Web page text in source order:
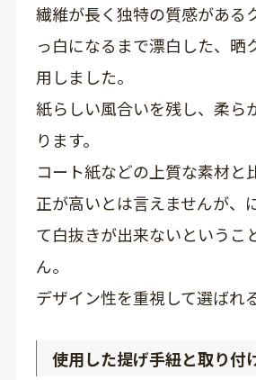
繊維が長く独特の質感がある
っ白になるまで漂白した、晒
用しました。
紙らしい風合いを残し、柔ら
ります。
コート紙などの上質な素材と
正が高いとは言えませんが、
て白抜きが出来ないというこ
ん。
デザイン性を重視して選ばれ
使用した提げ手紐と取り付